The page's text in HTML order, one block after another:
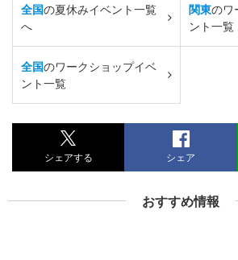
全国の夏休みイベント一覧
へ
関東のワ
ント一覧
全国のワークショップイベ
ント一覧
シェアする シェア
おすすめ情報